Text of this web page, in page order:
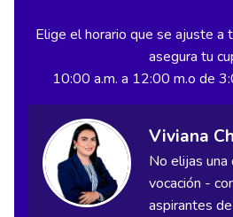
Elige el horario que se ajuste a
asegura tu
10:00 a.m. a 12:00 m.o de
Viviana
No elijas una
vocación -
aspirantes